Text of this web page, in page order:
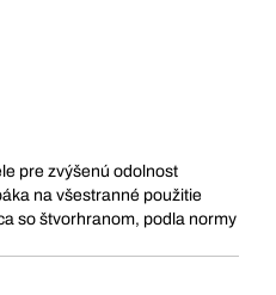
pre zvýšenú odolnost
na všestranné použitie
so štvorhranom, podla normy